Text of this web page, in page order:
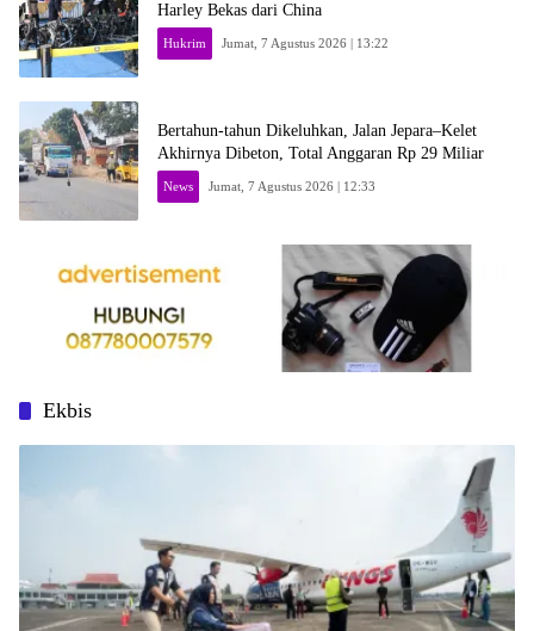
Harley Bekas dari China
Hukrim Jumat, 7 Agustus 2026 | 13:22
Bertahun-tahun Dikeluhkan, Jalan Jepara–Kelet
Akhirnya Dibeton, Total Anggaran Rp 29 Miliar
News Jumat, 7 Agustus 2026 | 12:33
Ekbis